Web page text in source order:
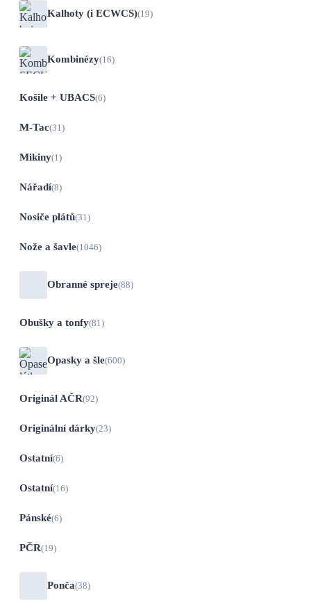
Kalhoty (i ECWCS)(19)
Kombinézy(16)
Košile + UBACS(6)
M-Tac(31)
Mikiny(1)
Nářadí(8)
Nosiče plátů(31)
Nože a šavle(1046)
Obranné spreje(88)
Obušky a tonfy(81)
Opasky a šle(600)
Originál AČR(92)
Originální dárky(23)
Ostatní(6)
Ostatní(16)
Pánské(6)
PČR(19)
Ponča(38)